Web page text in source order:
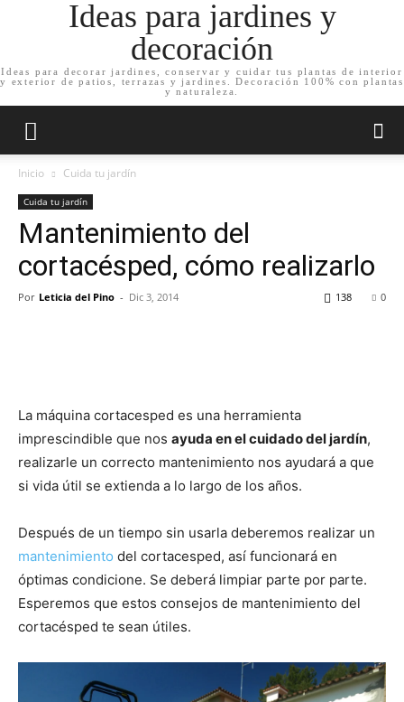
Ideas para jardines y
decoración
Ideas para decorar jardines, conservar y cuidar tus plantas de interior
y exterior de patios, terrazas y jardines. Decoración 100% con plantas
y naturaleza.
Inicio Cuida tu jardín
Cuida tu jardín
Mantenimiento del
cortacésped, cómo realizarlo
Por Leticia del Pino - Dic 3, 2014 0
138
La máquina cortacesped es una herramienta
imprescindible que nos ayuda en el cuidado del jardín,
realizarle un correcto mantenimiento nos ayudará a que
si vida útil se extienda a lo largo de los años.
Después de un tiempo sin usarla deberemos realizar un
mantenimiento del cortacesped, así funcionará en
óptimas condicione. Se deberá limpiar parte por parte.
Esperemos que estos consejos de mantenimiento del
cortacésped te sean útiles.